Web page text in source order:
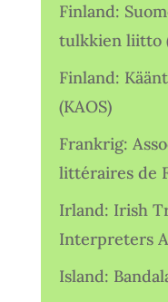
Finland:
tulkkien liitto
Finland:
(KAOS)
Frankrig:
littéraires de
Irland: Irish
Interpreters
Island: